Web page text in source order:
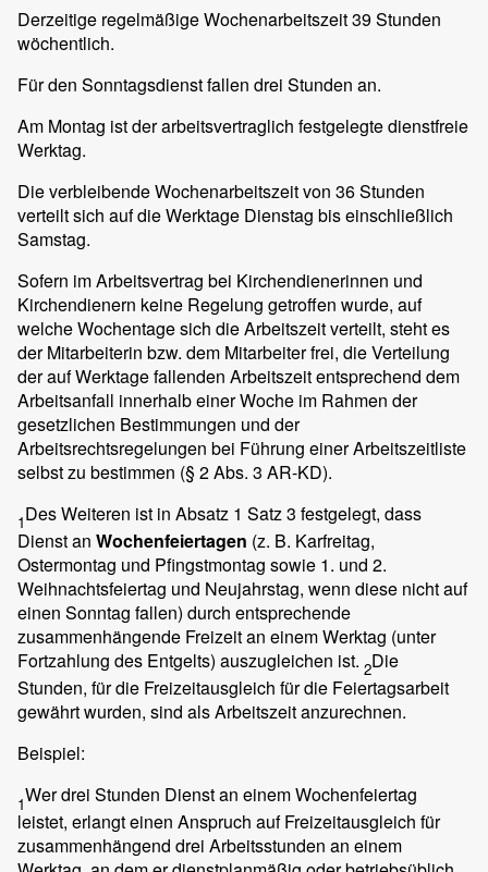
Derzeitige regelmäßige Wochenarbeitszeit 39 Stunden
wöchentlich.
Für den Sonntagsdienst fallen drei Stunden an.
Am Montag ist der arbeitsvertraglich festgelegte dienstfreie
Werktag.
Die verbleibende Wochenarbeitszeit von 36 Stunden
verteilt sich auf die Werktage Dienstag bis einschließlich
Samstag.
Sofern im Arbeitsvertrag bei Kirchendienerinnen und
Kirchendienern keine Regelung getroffen wurde, auf
welche Wochentage sich die Arbeitszeit verteilt, steht es
der Mitarbeiterin bzw. dem Mitarbeiter frei, die Verteilung
der auf Werktage fallenden Arbeitszeit entsprechend dem
Arbeitsanfall innerhalb einer Woche im Rahmen der
gesetzlichen Bestimmungen und der
Arbeitsrechtsregelungen bei Führung einer Arbeitszeitliste
selbst zu bestimmen (§ 2 Abs. 3 AR-KD).
1Des Weiteren ist in Absatz 1 Satz 3 festgelegt, dass
Dienst an Wochenfeiertagen (z. B. Karfreitag,
Ostermontag und Pfingstmontag sowie 1. und 2.
Weihnachtsfeiertag und Neujahrstag, wenn diese nicht auf
einen Sonntag fallen) durch entsprechende
zusammenhängende Freizeit an einem Werktag (unter
Fortzahlung des Entgelts) auszugleichen ist. 2Die
Stunden, für die Freizeitausgleich für die Feiertagsarbeit
gewährt wurden, sind als Arbeitszeit anzurechnen.
Beispiel:
1Wer drei Stunden Dienst an einem Wochenfeiertag
leistet, erlangt einen Anspruch auf Freizeitausgleich für
zusammenhängend drei Arbeitsstunden an einem